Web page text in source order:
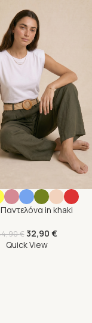
in khaki
€ 32,90 €
Quick View